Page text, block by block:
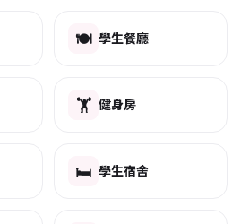
🍽️ 學生餐廳
🏋️ 健身房
🛏️ 學生宿舍